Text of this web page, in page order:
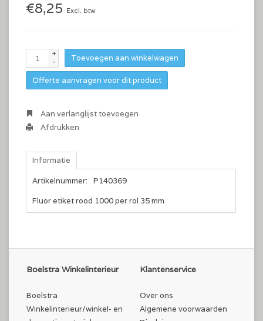
€8,25 Excl. btw
+
-
Toevoegen aan winkelwagen
Offerte aanvragen voor dit product
Aan verlanglijst toevoegen
Afdrukken
Informatie
Artikelnummer:
P140369
Fluor etiket rood 1000 per rol 35 mm
Boelstra Winkelinterieur
Boelstra
Winkelinterieur/winkel- en
Klantenservice
Over ons
Algemene voorwaarden